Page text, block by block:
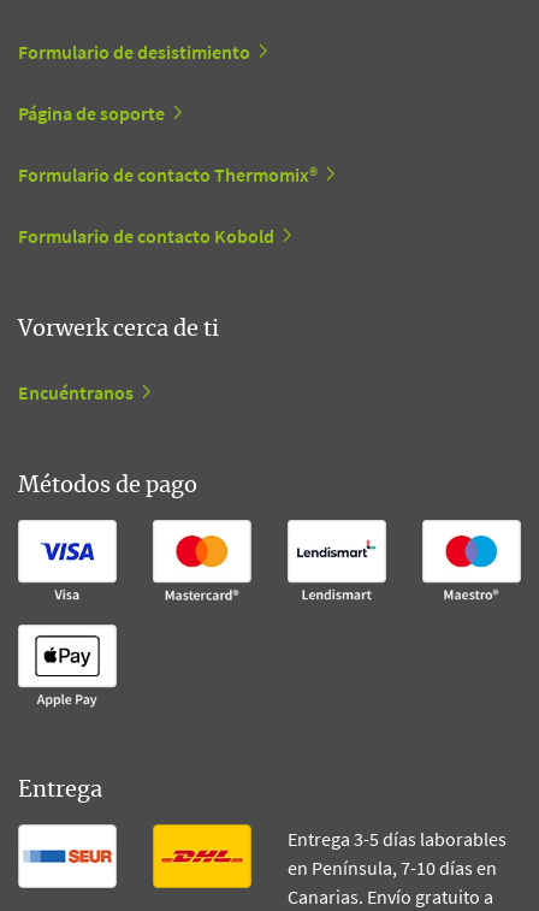
Formulario de desistimiento
Página de soporte
Formulario de contacto Thermomix®
Formulario de contacto Kobold
Vorwerk cerca de ti
Encuéntranos
Métodos de pago
Entrega
Entrega 3-5 días laborables
en Península, 7-10 días en
Canarias. Envío gratuito a